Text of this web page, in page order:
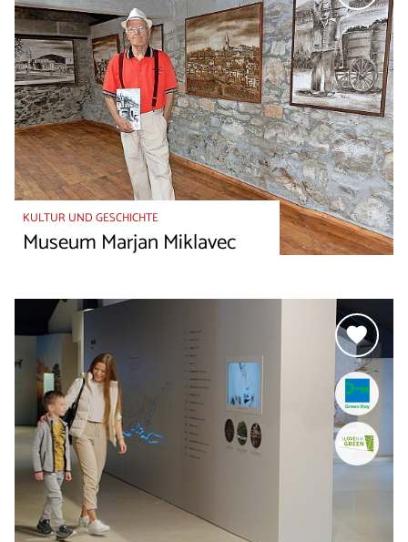
KULTUR UND GESCHICHTE
Museum Marjan Miklavec